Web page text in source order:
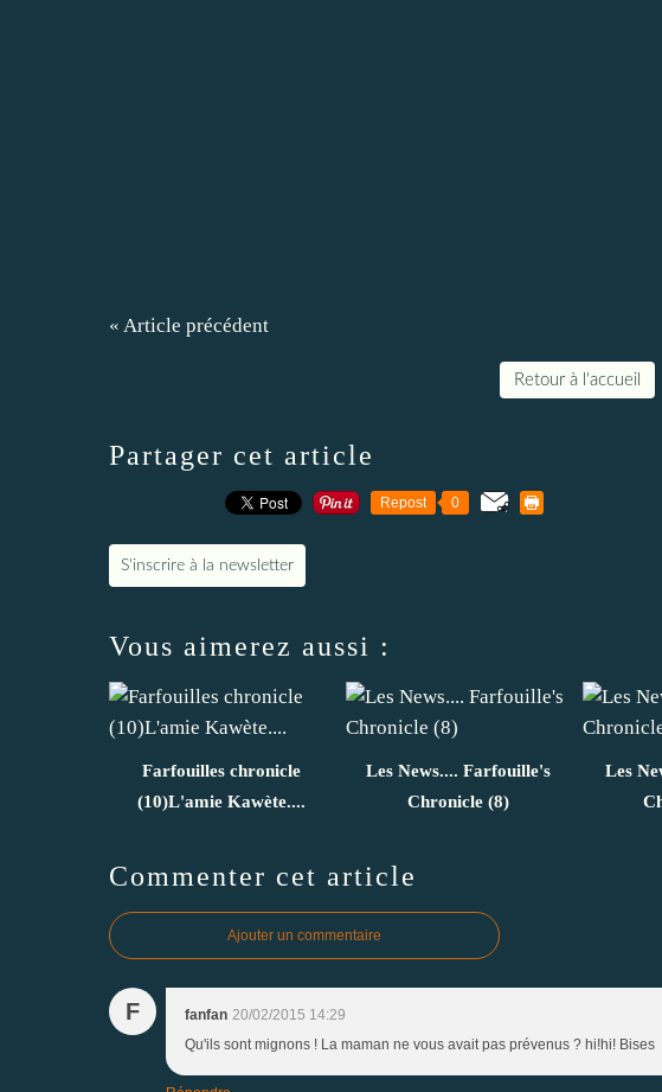
« Article précédent
Retour à l'accueil
Partager cet article
Repost 0
S'inscrire à la newsletter
Vous aimerez aussi :
Farfouilles chronicle
(10)L'amie Kawète....
Les News.... Farfouille's
Chronicle (8)
Les
Commenter cet article
Ajouter un commentaire
F fanfan 20/02/2015 14:29
Qu'ils sont mignons ! La maman ne vous avait pas prévenus ? hi!hi! Bises